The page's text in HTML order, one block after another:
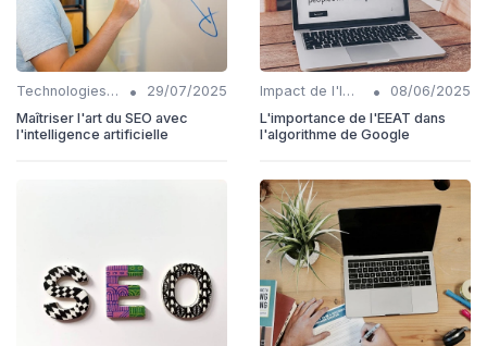
Technologies émergentes en SEO IA •
29/07/2025
Maîtriser l'art du SEO avec
l'intelligence artificielle
Impact de l'IA sur les rôles SEO •
08/06/2025
L'importance de l'EEAT dans
l'algorithme de Google